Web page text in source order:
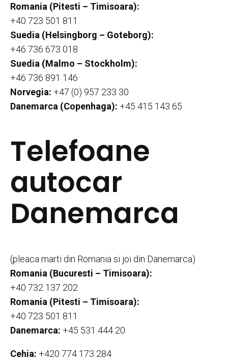
Romania (Pitesti – Timisoara):
+40 723 501 811
Suedia (Helsingborg – Goteborg):
+46 736 673 018
Suedia (Malmo – Stockholm):
+46 736 891 146
Norvegia: +47 (0) 957 233 30
Danemarca (Copenhaga): +45 415 143 65
Telefoane
autocar
Danemarca
(pleaca marti din Romania si joi din Danemarca)
Romania (Bucuresti – Timisoara):
+40 732 137 202
Romania (Pitesti – Timisoara):
+40 723 501 811
Danemarca: +45 531 444 20
Cehia: +420 774 173 284